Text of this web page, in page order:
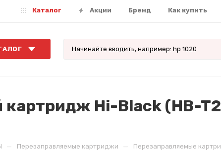
Каталог Акции Бренд Как купить
Hi-Black (HB-
— Перезаправляемые картриджи — Перезаправляемые